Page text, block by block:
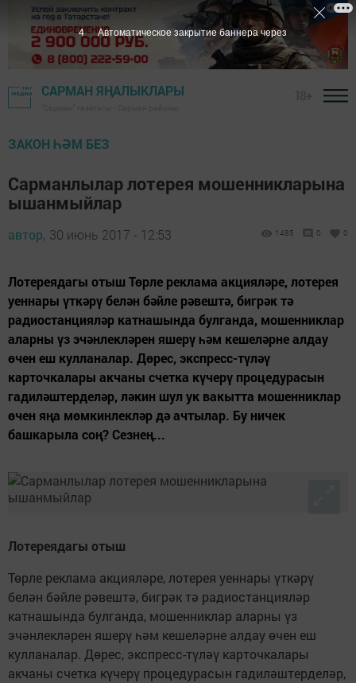
САРМАН ЯҢАЛЫКЛАРЫ
ЗАКОН ҺӘМ БЕЗ
Сарманлылар лотерея мошенникларына
ышанмыйлар
автор, 30 июнь 2017 - 12:53 1485 0 0
Лотереядагы отыш Төрле реклама акцияләре, лотерея
уеннары үткәрү белән бәйле рәвештә, бигрәк тә
радиостанцияләр катнашында булганда, мошенниклар
аларны үз эчәнлекләрен яшерү һәм кешеләрне алдау
өчен еш кулланалар. Дөрес, экспресс-түләү
карточкалары акчаны счетка күчерү процедурасын
гадиләштерделәр, ләкин шул ук вакытта мошенниклар
өчен яңа мөмкинлекләр дә ачтылар. Бу ничек
башкарыла соң? Сезнең...
Лотереядагы отыш
Төрле реклама акцияләре, лотерея уеннары үткәрү
белән бәйле рәвештә, бигрәк тә радиостанцияләр
катнашында булганда, мошенниклар аларны үз
эчәнлекләрен яшерү һәм кешеләрне алдау өчен еш
кулланалар. Дөрес, экспресс-түләү карточкалары
акчаны счетка күчерү процедурасын гадиләштерделәр,
4 Автоматическое закрытие баннера через